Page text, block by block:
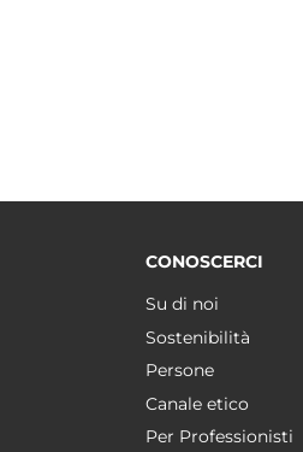
CONOSCERCI
Su di noi
Sostenibilità
Persone
Canale etico
Per Professionisti